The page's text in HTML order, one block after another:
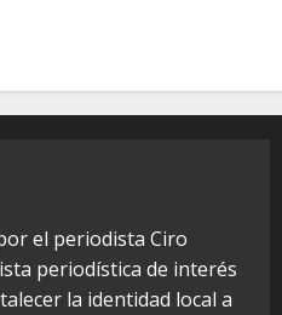
el periodista Ciro
periodística de interés
la identidad local a